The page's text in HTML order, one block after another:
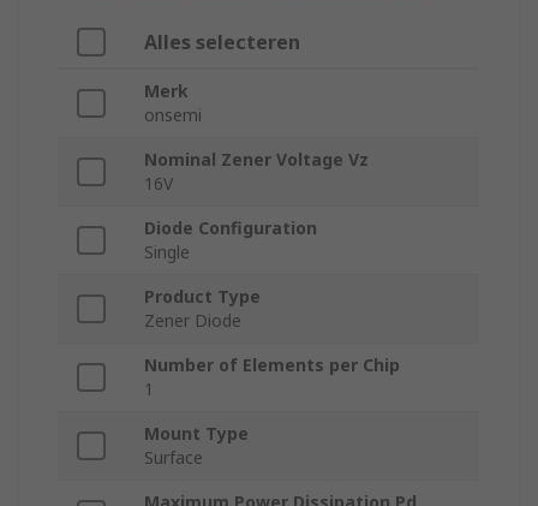
Alles selecteren
Merk
onsemi
Nominal Zener Voltage Vz
16V
Diode Configuration
Single
Product Type
Zener Diode
Number of Elements per Chip
1
Mount Type
Surface